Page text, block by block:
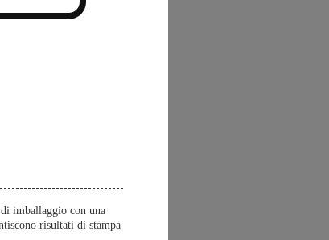
imballaggio con una
risultati di stampa